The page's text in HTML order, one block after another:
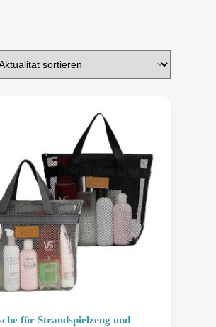
für Strandspielzeug und